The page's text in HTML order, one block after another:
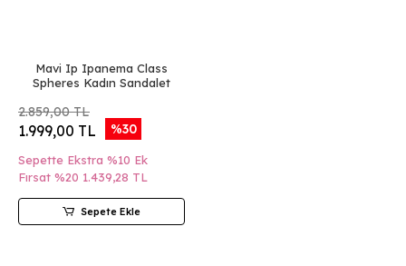
Mavi Ip Ipanema Class
Spheres Kadın Sandalet
2.859,00 TL
1.999,00 TL %30
Sepette Ekstra %10 Ek
Fırsat %20 1.439,28 TL
Sepete Ekle